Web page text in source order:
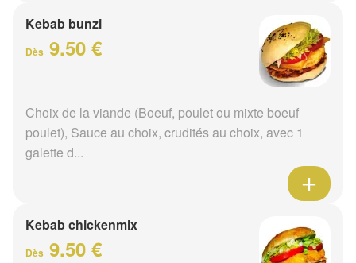
Kebab bunzi
Dès 9.50 €
Choix de la viande (Boeuf, poulet ou mixte boeuf
poulet), Sauce au choix, crudités au choix, avec 1
galette d...
Kebab chickenmix
Dès 9.50 €